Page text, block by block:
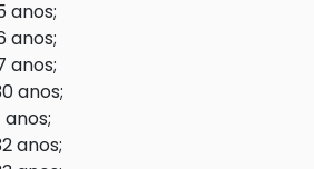
anos;
anos;
anos;
anos;
anos;
anos;